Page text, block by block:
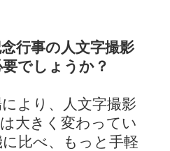
行事の人文字撮影
でしょうか？
より、人文字撮影
大きく変わってい
比べ、もっと手軽